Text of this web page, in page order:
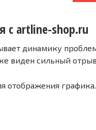
с artline-shop.ru
динамику
виден сильный
отображения графика.